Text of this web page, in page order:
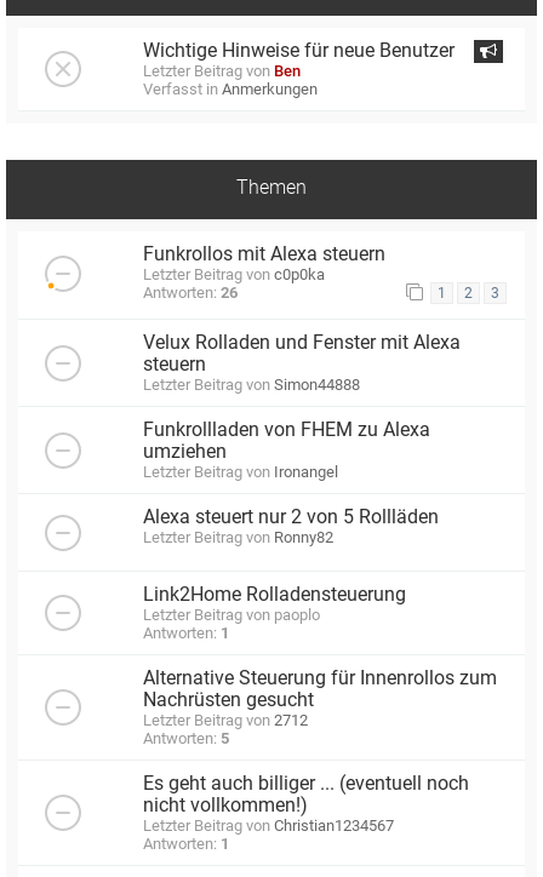
Wichtige Hinweise für neue Benutzer
Letzter Beitrag von Ben
Verfasst in Anmerkungen
Themen
Funkrollos mit Alexa steuern
Letzter Beitrag von c0p0ka
Antworten: 26 1 2 3
Velux Rolladen und Fenster mit Alexa
steuern
Letzter Beitrag von Simon44888
Funkrollladen von FHEM zu Alexa
umziehen
Letzter Beitrag von Ironangel
Alexa steuert nur 2 von 5 Rollläden
Letzter Beitrag von Ronny82
Link2Home Rolladensteuerung
Letzter Beitrag von paoplo
Antworten: 1
Alternative Steuerung für Innenrollos zum
Nachrüsten gesucht
Letzter Beitrag von 2712
Antworten: 5
Es geht auch billiger ... (eventuell noch
nicht vollkommen!)
Letzter Beitrag von Christian1234567
Antworten: 1